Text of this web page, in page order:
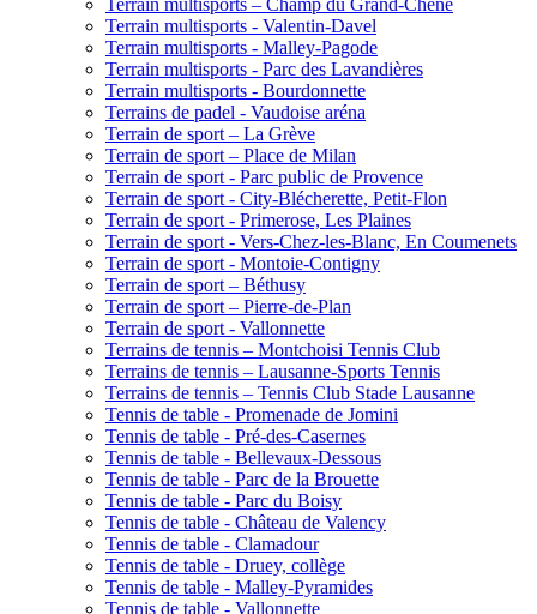
Terrain multisports - Valentin-Davel
Terrain multisports - Malley-Pagode
Terrain multisports - Parc des Lavandières
Terrain multisports - Bourdonnette
Terrains de padel - Vaudoise aréna
Terrain de sport – La Grève
Terrain de sport – Place de Milan
Terrain de sport - Parc public de Provence
Terrain de sport - City-Blécherette, Petit-Flon
Terrain de sport - Primerose, Les Plaines
Terrain de sport - Vers-Chez-les-Blanc, En Coumenets
Terrain de sport - Montoie-Contigny
Terrain de sport – Béthusy
Terrain de sport – Pierre-de-Plan
Terrain de sport - Vallonnette
Terrains de tennis – Montchoisi Tennis Club
Terrains de tennis – Lausanne-Sports Tennis
Terrains de tennis – Tennis Club Stade Lausanne
Tennis de table - Promenade de Jomini
Tennis de table - Pré-des-Casernes
Tennis de table - Bellevaux-Dessous
Tennis de table - Parc de la Brouette
Tennis de table - Parc du Boisy
Tennis de table - Château de Valency
Tennis de table - Clamadour
Tennis de table - Druey, collège
Tennis de table - Malley-Pyramides
Tennis de table - Vallonnette